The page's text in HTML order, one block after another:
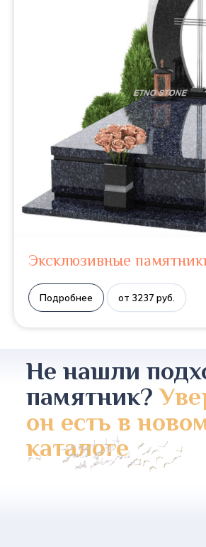
Эксклюзивные
Подробнее от 3237 руб.
Не нашли
памятник?
он есть в
каталоге